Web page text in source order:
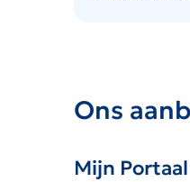
Ons
Mijn